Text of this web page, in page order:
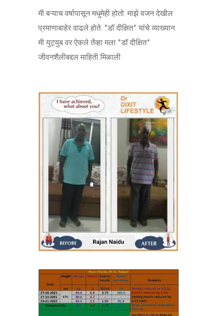
मी बऱ्याच वर्षापासून मधुमेही होतो. माझे वजन देखील
प्रमाणाबाहेर वाढले होते. *डॉ दीक्षित* यांचे व्याख्यान
मी युट्युब वर ऐकले तेंव्हा मला *डॉ दीक्षित*
जीवनशैलीबद्दल माहिती मिळाली.